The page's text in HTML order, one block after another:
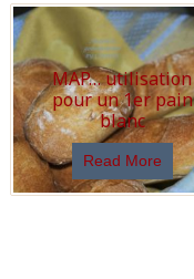
MAP… utilisation
pour un 1er pain
blanc
Read More